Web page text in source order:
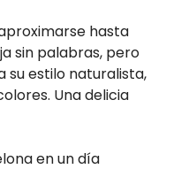
hasta
sin palabras, pero
su estilo naturalista,
Una delicia